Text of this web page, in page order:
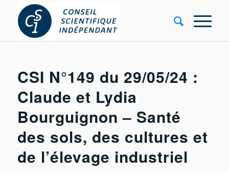
CSI N°149 du 29/05/24 :
Claude et Lydia
Bourguignon – Santé
des sols, des cultures et
de l’élevage industriel